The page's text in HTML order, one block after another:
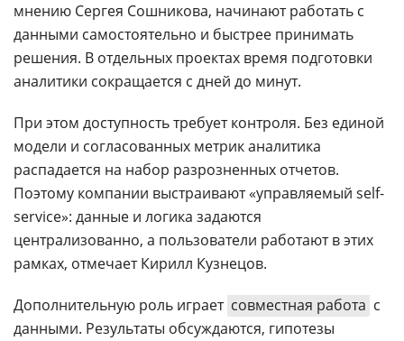
мнению Сергея Сошникова, начинают работать с
данными самостоятельно и быстрее принимать
решения. В отдельных проектах время подготовки
аналитики сокращается с дней до минут.
При этом доступность требует контроля. Без единой
модели и согласованных метрик аналитика
распадается на набор разрозненных отчетов.
Поэтому компании выстраивают «управляемый self-
service»: данные и логика задаются
централизованно, а пользователи работают в этих
рамках, отмечает Кирилл Кузнецов.
Дополнительную роль играет совместная работа с
данными. Результаты обсуждаются, гипотезы